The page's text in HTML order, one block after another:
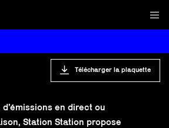
Télécharger la plaquette
en direct ou
Station Station propose